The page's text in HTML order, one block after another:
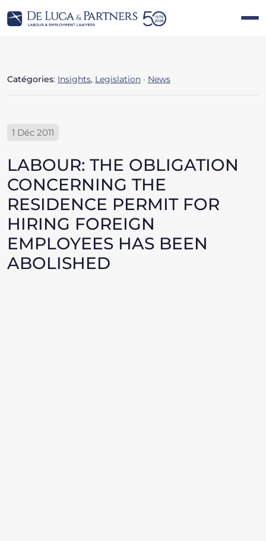
Catégories: Insights, Legislation · News
1 Déc 2011
LABOUR: THE OBLIGATION
CONCERNING THE
RESIDENCE PERMIT FOR
HIRING FOREIGN
EMPLOYEES HAS BEEN
ABOLISHED